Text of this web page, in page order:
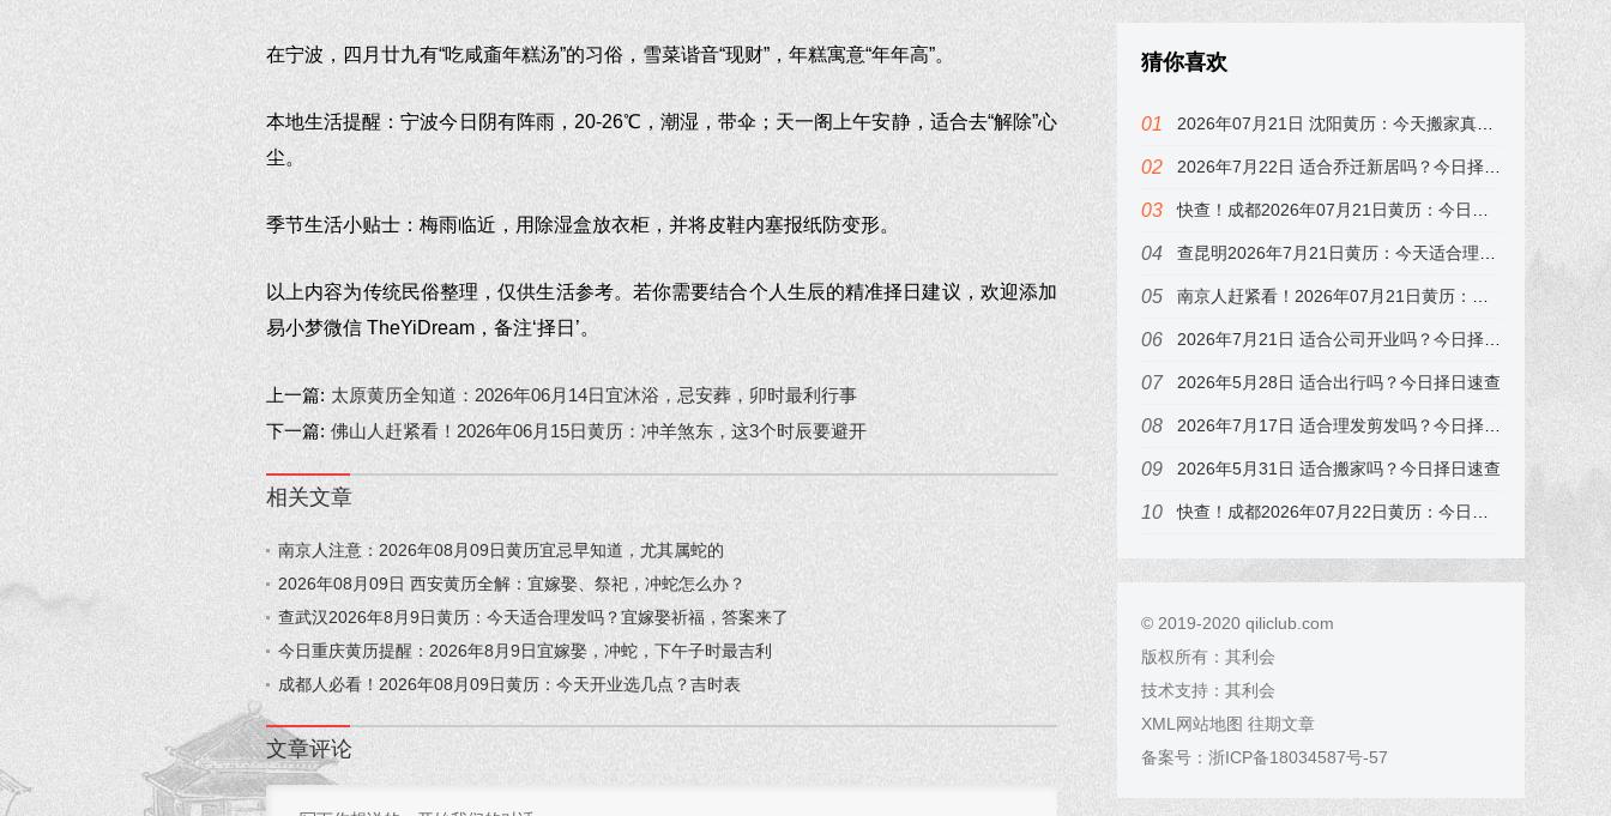
在宁波，四月廿九有“吃咸齑年糕汤”的习俗，雪菜谐音“现财”，年糕寓意“年年高”。
本地生活提醒：宁波今日阴有阵雨，20-26℃，潮湿，带伞；天一阁上午安静，适合去“解除”心
尘。
季节生活小贴士：梅雨临近，用除湿盒放衣柜，并将皮鞋内塞报纸防变形。
以上内容为传统民俗整理，仅供生活参考。若你需要结合个人生辰的精准择日建议，欢迎添加
易小梦微信 TheYiDream，备注‘择日’。
上一篇: 太原黄历全知道：2026年06月14日宜沐浴，忌安葬，卯时最利行事
下一篇: 佛山人赶紧看！2026年06月15日黄历：冲羊煞东，这3个时辰要避开
相关文章
南京人注意：2026年08月09日黄历宜忌早知道，尤其属蛇的
2026年08月09日 西安黄历全解：宜嫁娶、祭祀，冲蛇怎么办？
查武汉2026年8月9日黄历：今天适合理发吗？宜嫁娶祈福，答案来了
今日重庆黄历提醒：2026年8月9日宜嫁娶，冲蛇，下午子时最吉利
成都人必看！2026年08月09日黄历：今天开业选几点？吉时表
文章评论
猜你喜欢
2026年07月21日 沈阳黄历：今天搬家真的好吗？属狗的注意了
2026年7月22日 适合乔迁新居吗？今日择日速查，属龙的注意
快查！成都2026年07月21日黄历：今日吉时在子时，错过可惜
查昆明2026年7月21日黄历：今天适合理发吗？宜祭祀祈福，答案来了
南京人赶紧看！2026年07月21日黄历：冲狗煞南，这3个时辰要避开
2026年7月21日 适合公司开业吗？今日择日速查，属兔的注意
2026年5月28日 适合出行吗？今日择日速查
2026年7月17日 适合理发剪发吗？今日择日速查，属猪的注意
2026年5月31日 适合搬家吗？今日择日速查
快查！成都2026年07月22日黄历：今日吉时在子时，错过可惜
© 2019-2020 qiliclub.com
版权所有： 其利会
技术支持： 其利会
XML网站地图 往期文章
备案号： 浙ICP备18034587号-57